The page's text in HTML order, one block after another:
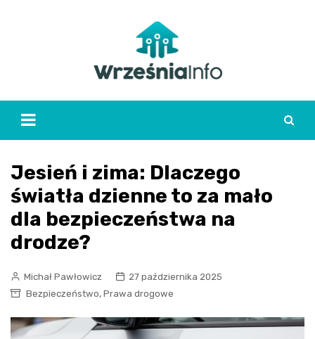
Jesień i zima: Dlaczego
światła dzienne to za mało
dla bezpieczeństwa na
drodze?
Michał Pawłowicz
27 października 2025
Bezpieczeństwo, Prawa drogowe